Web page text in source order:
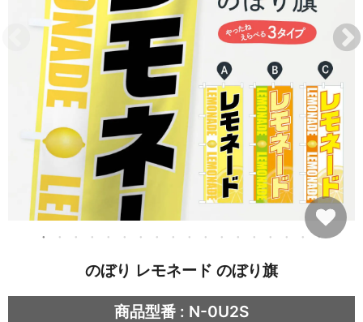
のぼり レモネード のぼり旗
商品型番 : N-0U2S